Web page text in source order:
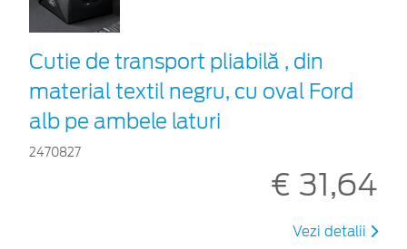
Cutie de transport pliabilă , din
material textil negru, cu oval Ford
alb pe ambele laturi
2470827
€ 31,64
Vezi detalii